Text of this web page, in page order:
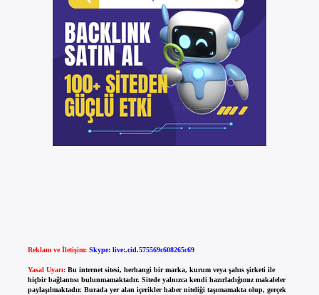
Reklam ve İletişim: Skype: live:.cid.575569c608265c69
Yasal Uyarı: Bu internet sitesi, herhangi bir marka, kurum veya şahıs şirketi ile
hiçbir bağlantısı bulunmamaktadır. Sitede yalnızca kendi hazırladığımız makaleler
paylaşılmaktadır. Burada yer alan içerikler haber niteliği taşımamakta olup, gerçek